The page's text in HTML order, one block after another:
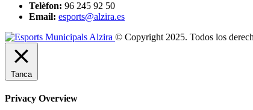
Telèfon: 96 245 92 50
Email: esports@alzira.es
© Copyright 2025. Todos los
Tanca
Privacy Overview